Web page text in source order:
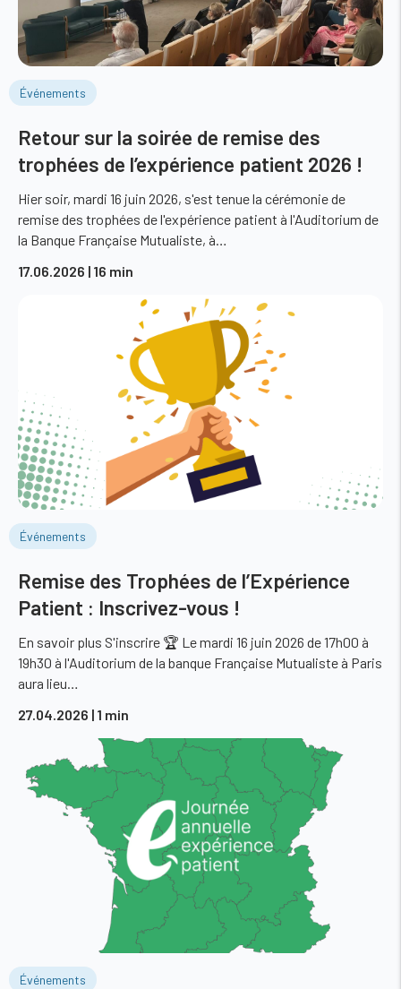
Événements
Retour sur la soirée de remise des
trophées de l’expérience patient 2026 !
Hier soir, mardi 16 juin 2026, s'est tenue la cérémonie de
remise des trophées de l'expérience patient à l'Auditorium de
la Banque Française Mutualiste, à…
17.06.2026 | 16 min
Événements
Remise des Trophées de l’Expérience
Patient : Inscrivez-vous !
En savoir plus S'inscrire 🏆 Le mardi 16 juin 2026 de 17h00 à
19h30 à l'Auditorium de la banque Française Mutualiste à Paris
aura lieu…
27.04.2026 | 1 min
Événements